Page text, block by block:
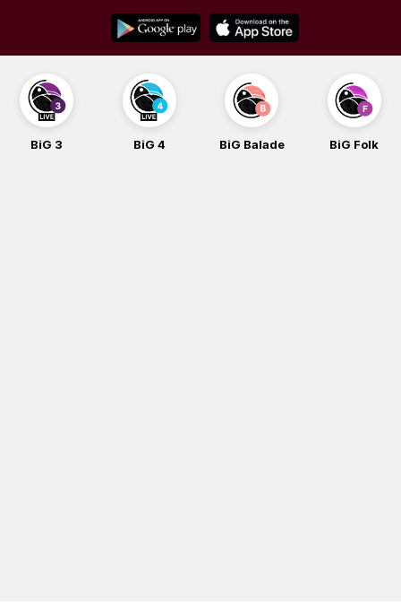
content
BiG 3 BiG 4 BiG Balade BiG Folk